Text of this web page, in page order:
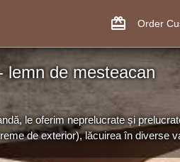
card_giftcard Order
lemn de mesteacan
le oferim neprelucrate și
de exterior), lăcuirea în diverse